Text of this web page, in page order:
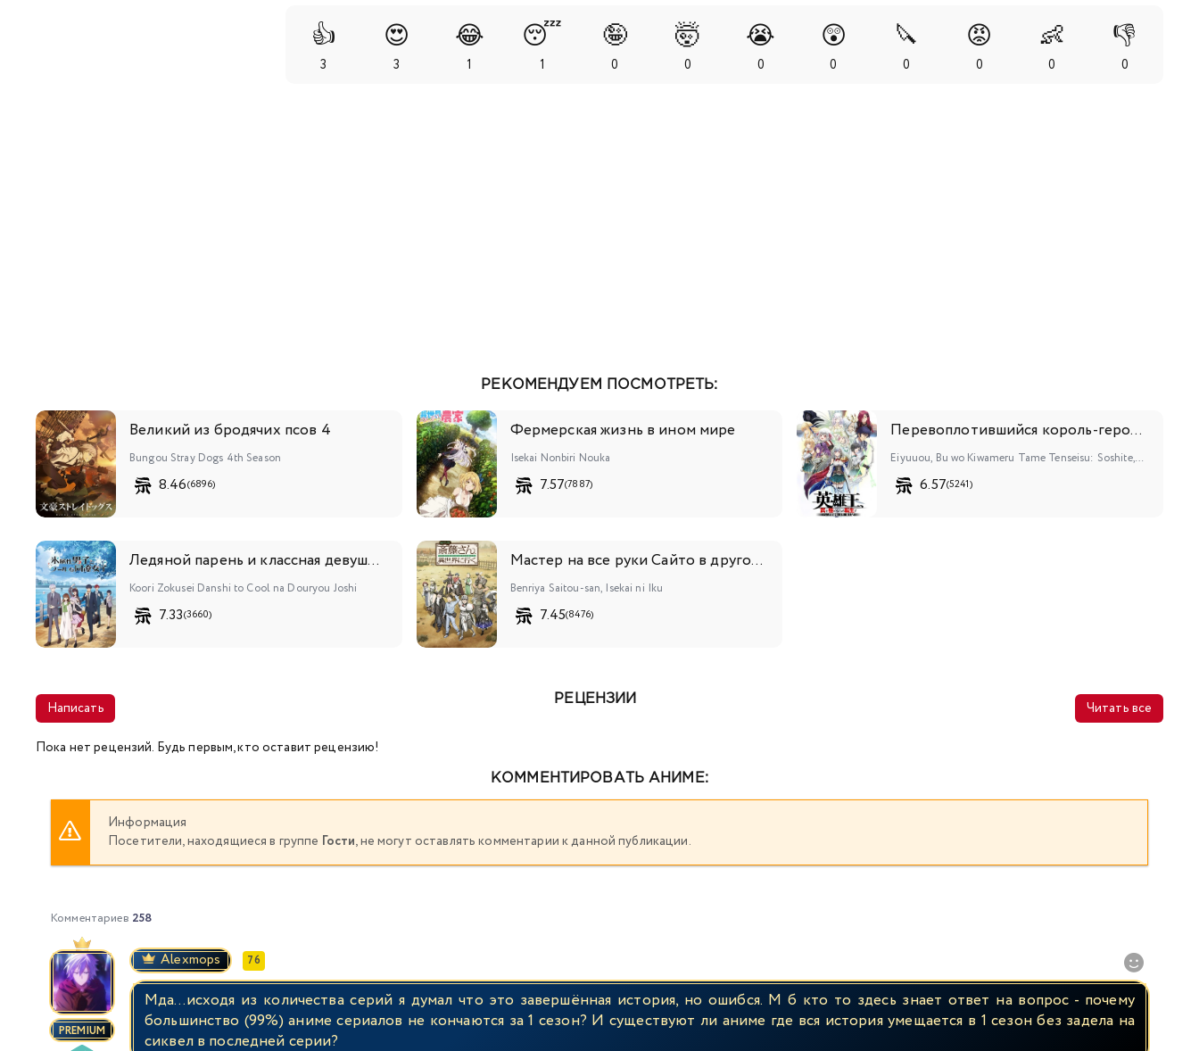
👍
3
😍
3
😂
1
😴
1
🤪
0
🤯
0
😭
0
😲
0
🔪
0
😡
0
👶
0
👎
0
РЕКОМЕНДУЕМ ПОСМОТРЕТЬ:
Великий из бродячих псов 4
Bungou Stray Dogs 4th Season
8.46(6896)
Фермерская жизнь в ином мире
Isekai Nonbiri Nouka
7.57(7887)
Перевоплотившийся король-герой, ставший самой сильной ученицей рыцаря
Eiyuuou, Bu wo Kiwameru Tame Tenseisu: Soshite, Sekai Saikyou no Minarai Kishi♀
6.57(5241)
Ледяной парень и классная девушка-коллега
Koori Zokusei Danshi to Cool na Douryou Joshi
7.33(3660)
Мастер на все руки Сайто в другом мире
Benriya Saitou-san, Isekai ni Iku
7.45(8476)
Написать
РЕЦЕНЗИИ
Читать все
Пока нет рецензий. Будь первым, кто оставит рецензию!
КОММЕНТИРОВАТЬ АНИМЕ:
Информация
Посетители, находящиеся в группе Гости, не могут оставлять комментарии к данной публикации.
Комментариев 258
PREMIUM
Alexmops 76
Мда…исходя из количества серий я думал что это завершённая история, но ошибся. М б кто то здесь знает ответ на вопрос - почему
большинство (99%) аниме сериалов не кончаются за 1 сезон? И существуют ли аниме где вся история умещается в 1 сезон без задела на
сиквел в последней серии?